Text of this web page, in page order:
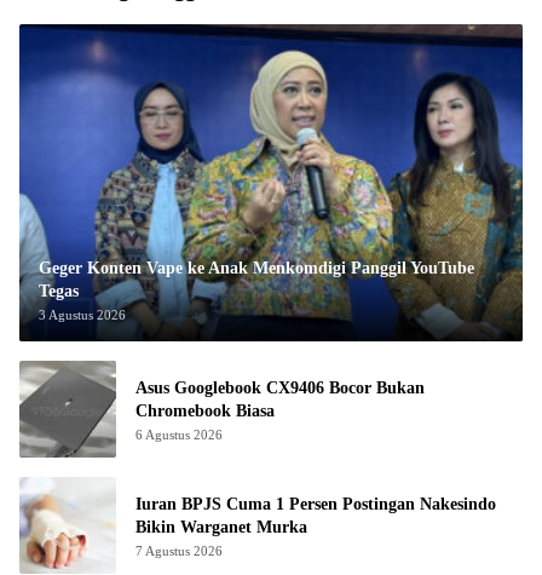
Geger Konten Vape ke Anak Menkomdigi Panggil YouTube
Tegas
3 Agustus 2026
Asus Googlebook CX9406 Bocor Bukan
Chromebook Biasa
6 Agustus 2026
Iuran BPJS Cuma 1 Persen Postingan Nakesindo
Bikin Warganet Murka
7 Agustus 2026